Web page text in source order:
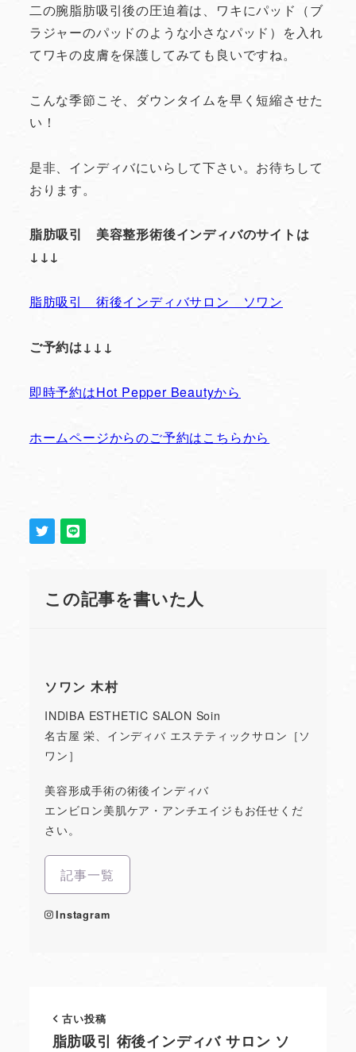
二の腕脂肪吸引後の圧迫着は、ワキにパッド（ブ
ラジャーのパッドのような小さなパッド）を入れ
てワキの皮膚を保護してみても良いですね。
こんな季節こそ、ダウンタイムを早く短縮させた
い！
是非、インディバにいらして下さい。お待ちして
おります。
脂肪吸引 美容整形術後インディバのサイトは
↓↓↓
脂肪吸引 術後インディバサロン ソワン
ご予約は↓↓↓
即時予約はHot Pepper Beautyから
ホームページからのご予約はこちらから
この記事を書いた人
ソワン 木村
INDIBA ESTHETIC SALON Soin
名古屋 栄、インディバ エステティックサロン［ソ
ワン］
美容形成手術の術後インディバ
エンビロン美肌ケア・アンチエイジもお任せくだ
さい。
記事一覧
Instagram
古い投稿
脂肪吸引 術後インディバ サロン ソ